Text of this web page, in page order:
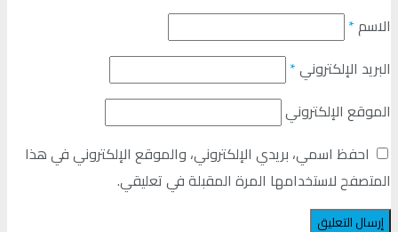
الاسم*
البريد الإلكتروني*
الموقع الإلكتروني
احفظ اسمي، بريدي الإلكتروني، والموقع الإلكتروني في هذا
المتصفح لاستخدامها المرة المقبلة في تعليقي.